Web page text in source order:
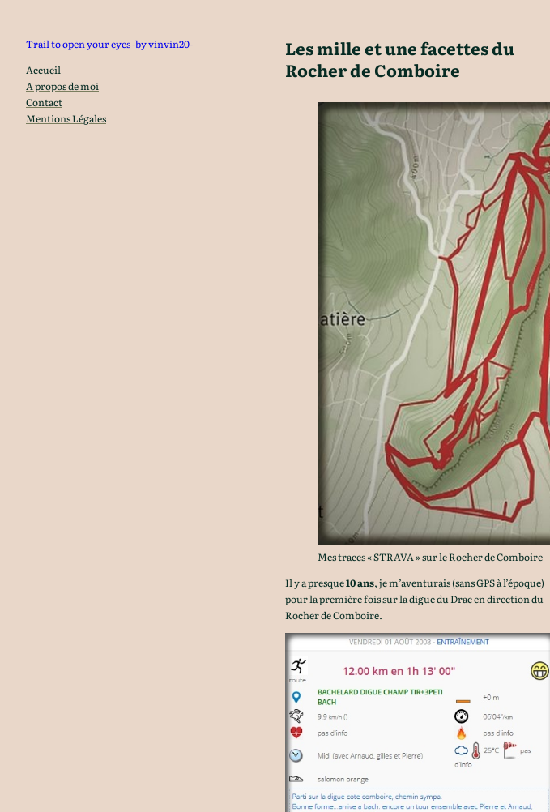
contenu
Trail to open your eyes -by vinvin20-
Accueil
A propos de moi
Contact
Mentions Légales
Les mille et une facettes du
Rocher de Comboire
Mes traces « STRAVA » sur le Rocher de Comboire
Il y a presque10 ans, je m’aventurais (sans GPS à l’époque)
pour la première fois sur la digue du Drac en direction du
Rocher de Comboire.